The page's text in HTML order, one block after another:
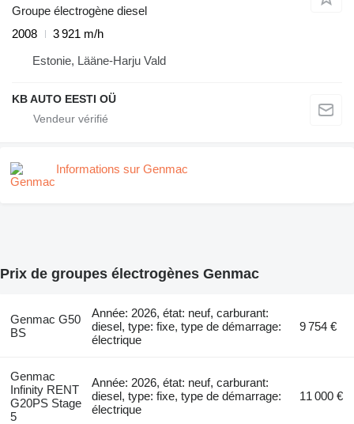
Groupe électrogène diesel
2008
3 921 m/h
Estonie, Lääne-Harju Vald
KB AUTO EESTI OÜ
Informations sur Genmac
Prix de groupes électrogènes Genmac
Genmac G50
BS
Année: 2026, état: neuf, carburant:
diesel, type: fixe, type de démarrage:
électrique
9 754 €
Genmac
Infinity RENT
G20PS Stage
5
Année: 2026, état: neuf, carburant:
diesel, type: fixe, type de démarrage:
électrique
11 000 €